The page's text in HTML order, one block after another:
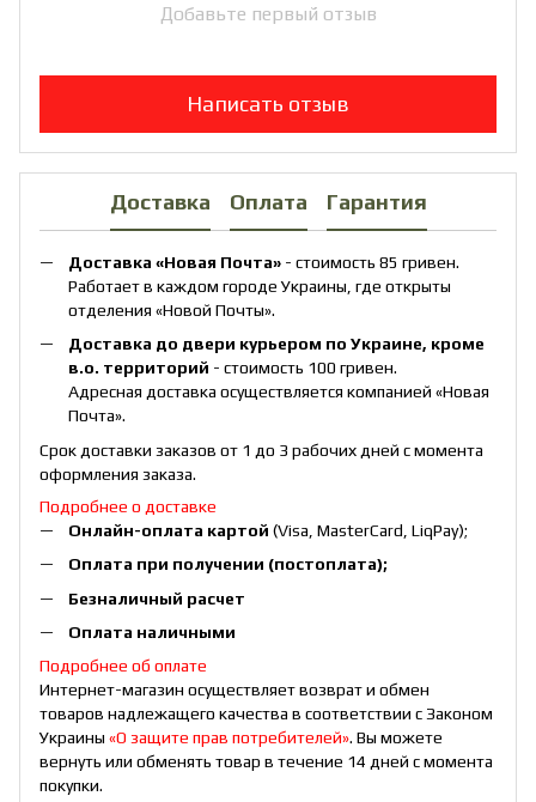
Добавьте первый отзыв
Написать отзыв
Доставка Оплата Гарантия
Доставка «Новая Почта» - стоимость 85 гривен.
Работает в каждом городе Украины, где открыты
отделения «Новой Почты».
Доставка до двери курьером по Украине, кроме
в.о. территорий - стоимость 100 гривен.
Адресная доставка осуществляется компанией «Новая
Почта».
Срок доставки заказов от 1 до 3 рабочих дней с момента
оформления заказа.
Подробнее о доставке
Онлайн-оплата картой (Visa, MasterCard, LiqPay);
Оплата при получении (постоплата);
Безналичный расчет
Оплата наличными
Подробнее об оплате
Интернет-магазин осуществляет возврат и обмен
товаров надлежащего качества в соответствии с Законом
Украины «О защите прав потребителей». Вы можете
вернуть или обменять товар в течение 14 дней с момента
покупки.